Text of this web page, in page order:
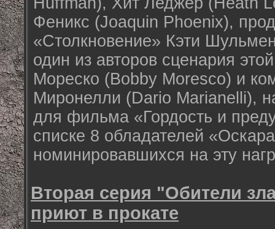
Феникс (Joaquin Phoenix),
«Столкновение» Кэти
один из авторов сценария
Мореско (Bobby Moresco) и
Миронелли (Dario Marianelli),
для фильма «Гордость и
списке 8 обладателей
номинировавшихся на эту
Вторая серия "Обители
приют в прокате